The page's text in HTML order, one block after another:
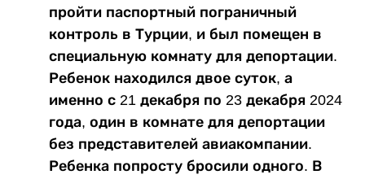
пройти паспортный пограничный
контроль в Турции, и был помещен в
специальную комнату для депортации.
Ребенок находился двое суток, а
именно с 21 декабря по 23 декабря 2024
года, один в комнате для депортации
без представителей авиакомпании.
Ребенка попросту бросили одного. В